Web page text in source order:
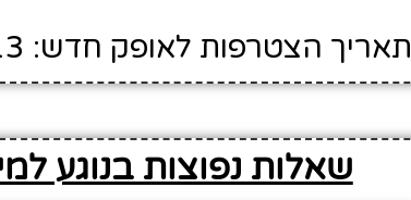
תאריך הצטרפות לאופק חדש: 01/09/2013
שאלות נפוצות בנוגע